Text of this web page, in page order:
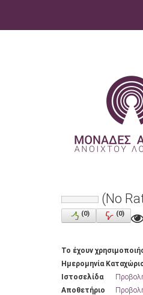
ΘΕΜΑΤΙΚΕΣ ΠΕΡΙΟΧΕΣ
(No
(0) (0)
Το έχουν
Ημερομηνία
Ιστοσελίδα
Αποθετήριο